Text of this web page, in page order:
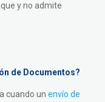
y no admite
de Documentos?
cuando un envío de